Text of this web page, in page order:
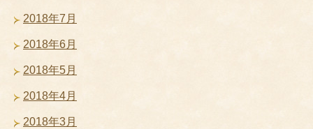
2018年7月
2018年6月
2018年5月
2018年4月
2018年3月